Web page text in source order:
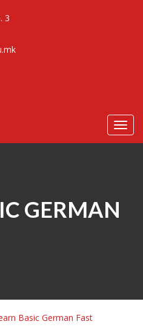
3
GERMAN
Basic German Fast